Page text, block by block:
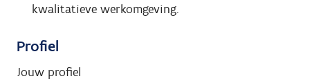
kwalitatieve werkomgeving.
Profiel
Jouw profiel